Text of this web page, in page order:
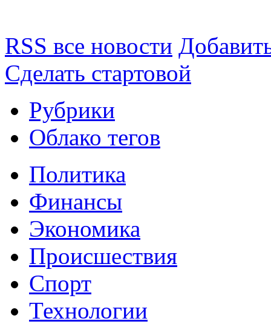
RSS все новости
Сделать стартовой
Рубрики
Облако тегов
Политика
Финансы
Экономика
Происшествия
Спорт
Технологии